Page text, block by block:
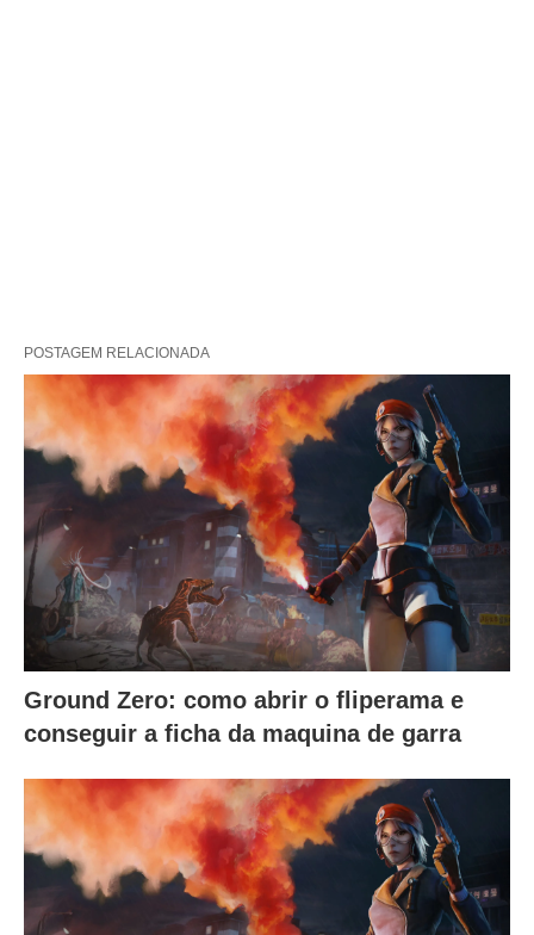
POSTAGEM RELACIONADA
Ground Zero: como abrir o fliperama e
conseguir a ficha da maquina de garra